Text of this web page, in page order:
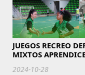
JUEGOS RECREO
MIXTOS
2024-10-28